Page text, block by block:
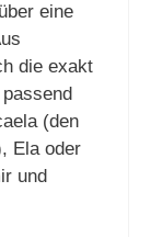
eine
die exakt
(den
Ela oder
und